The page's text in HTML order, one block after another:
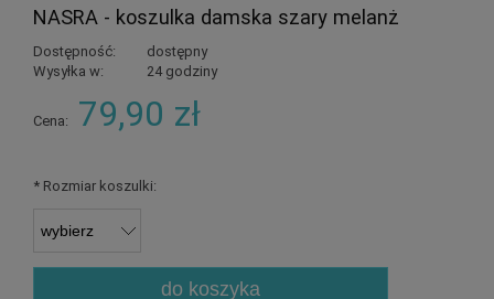
NASRA - koszulka damska szary melanż
Dostępność:
dostępny
Wysyłka w:
24 godziny
Cena: 79,90 zł
*Rozmiar koszulki:
do koszyka